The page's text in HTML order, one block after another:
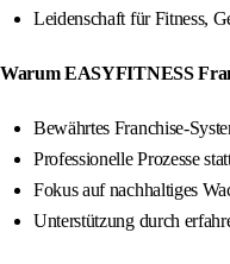
Leidenschaft für Fitness,
Warum EASYFITNESS
Bewährtes Franchise-
Professionelle Prozesse
Fokus auf nachhaltiges
Unterstützung durch